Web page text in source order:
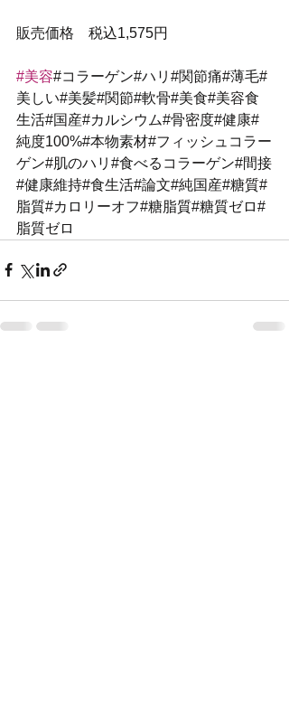
販売価格　税込1,575円
#美容#コラーゲン#ハリ#関節痛#薄毛#
美しい#美髪#関節#軟骨#美食#美容食
生活#国産#カルシウム#骨密度#健康#
純度100%#本物素材#フィッシュコラー
ゲン#肌のハリ#食べるコラーゲン#間接
#健康維持#食生活#論文#純国産#糖質#
脂質#カロリーオフ#糖脂質#糖質ゼロ#
脂質ゼロ